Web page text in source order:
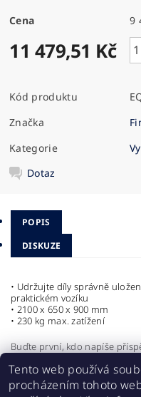
Cena
11 479,51 Kč
Kód produktu
Značka
Kategorie
Dotaz
POPIS
DISKUZE
• Udržujte díly správně
praktickém vozíku
• 2100 x 650 x 900 mm
• 230 kg max. zatížení
Buďte první, kdo napíše
Přidat komentář
Tento web používá
procházením tohoto